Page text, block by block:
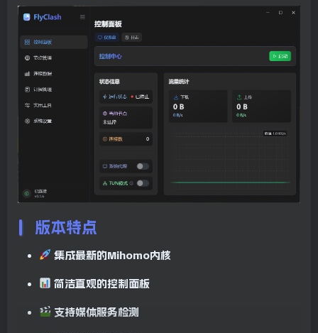
版本特点
集成最新的Mihomo内核
简洁直观的控制面板
支持媒体服务检测